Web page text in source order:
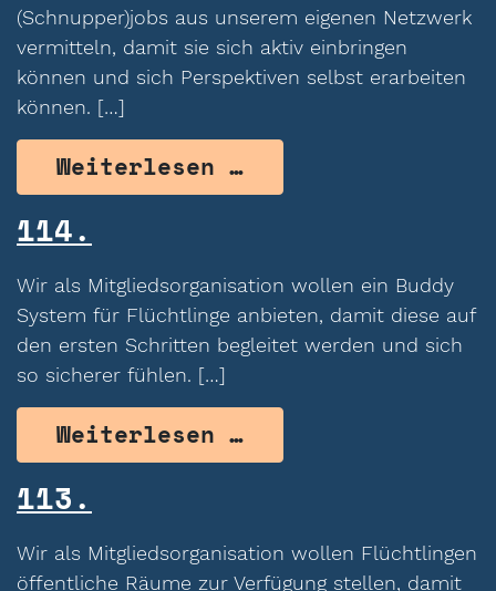
(Schnupper)jobs aus unserem eigenen Netzwerk
vermitteln, damit sie sich aktiv einbringen
können und sich Perspektiven selbst erarbeiten
können. […]
Weiterlesen …from 115.
114.
Wir als Mitgliedsorganisation wollen ein Buddy
System für Flüchtlinge anbieten, damit diese auf
den ersten Schritten begleitet werden und sich
so sicherer fühlen. […]
Weiterlesen …from 114.
113.
Wir als Mitgliedsorganisation wollen Flüchtlingen
öffentliche Räume zur Verfügung stellen, damit